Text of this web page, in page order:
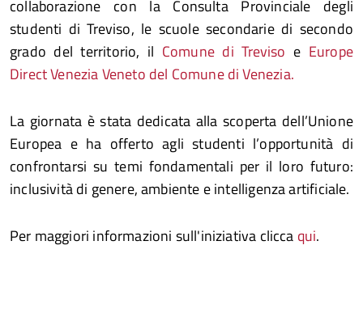
collaborazione con la Consulta Provinciale degli
studenti di Treviso, le scuole secondarie di secondo
grado del territorio, il Comune di Treviso e Europe
Direct Venezia Veneto del Comune di Venezia.
La giornata è stata dedicata alla scoperta dell’Unione
Europea e ha offerto agli studenti l’opportunità di
confrontarsi su temi fondamentali per il loro futuro:
inclusività di genere, ambiente e intelligenza artificiale.
Per maggiori informazioni sull'iniziativa clicca qui.